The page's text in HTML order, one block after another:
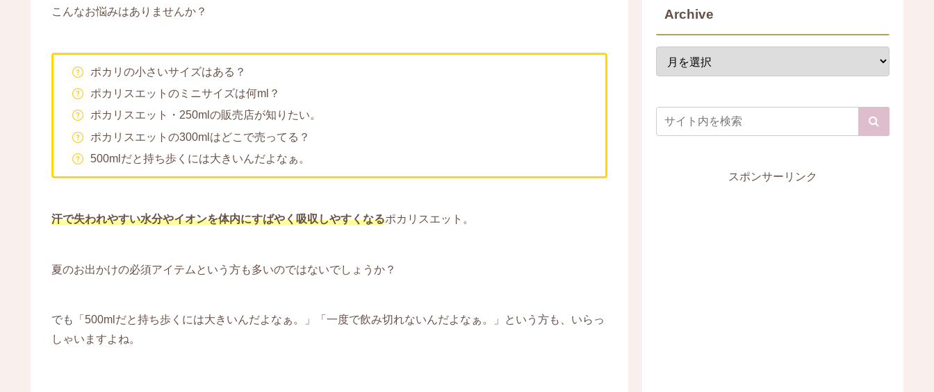
こんなお悩みはありませんか？
ポカリの小さいサイズはある？
ポカリスエットのミニサイズは何ml？
ポカリスエット・250mlの販売店が知りたい。
ポカリスエットの300mlはどこで売ってる？
500mlだと持ち歩くには大きいんだよなぁ。
汗で失われやすい水分やイオンを体内にすばやく吸収しやすくなるポカリスエット。
夏のお出かけの必須アイテムという方も多いのではないでしょうか？
でも「500mlだと持ち歩くには大きいんだよなぁ。」「一度で飲み切れないんだよなぁ。」という方も、いらっ
しゃいますよね。
Archive
スポンサーリンク